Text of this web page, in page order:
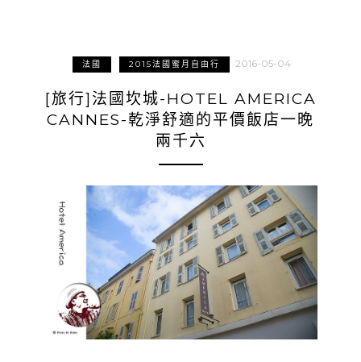
法國 2015法國蜜月自由行 2016-05-04
[旅行]法國坎城-HOTEL AMERICA
CANNES-乾淨舒適的平價飯店一晚
兩千六